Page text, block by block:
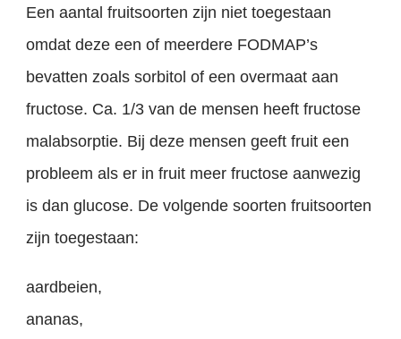
Een aantal fruitsoorten zijn niet toegestaan
omdat deze een of meerdere FODMAP’s
bevatten zoals sorbitol of een overmaat aan
fructose. Ca. 1/3 van de mensen heeft fructose
malabsorptie. Bij deze mensen geeft fruit een
probleem als er in fruit meer fructose aanwezig
is dan glucose. De volgende soorten fruitsoorten
zijn toegestaan:
aardbeien,
ananas,